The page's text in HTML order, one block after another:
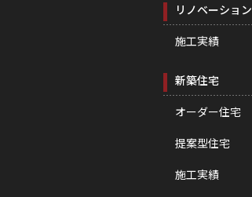
リノベーション
施工実績
新築住宅
オーダー住宅
提案型住宅
施工実績